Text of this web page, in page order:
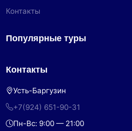
Контакты
Популярные туры
Контакты
Усть-Баргузин
+7(924) 651-90-31
Пн-Вс: 9:00 — 21:00